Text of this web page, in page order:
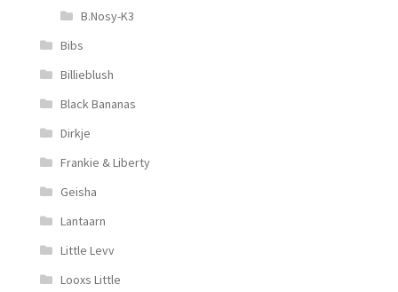
B.Nosy-K3
Bibs
Billieblush
Black Bananas
Dirkje
Frankie & Liberty
Geisha
Lantaarn
Little Levv
Looxs Little